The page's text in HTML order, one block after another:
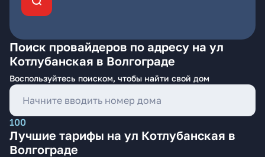
Поиск провайдеров по адресу на ул
Котлубанская в Волгограде
Воспользуйтесь поиском, чтобы найти свой дом
100
Лучшие тарифы на ул Котлубанская в
Волгограде